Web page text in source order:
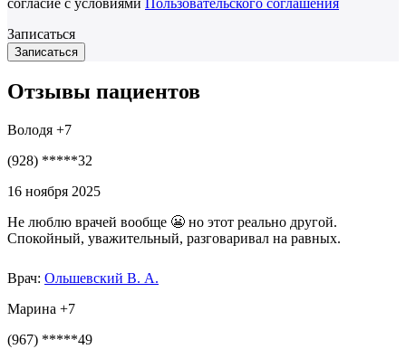
согласие с условиями
Пользовательского соглашения
Записаться
Отзывы пациентов
Володя +7
(928) *****32
16 ноября 2025
Не люблю врачей вообще 😬 но этот реально другой.
Спокойный, уважительный, разговаривал на равных.
Врач: Ольшевский В. А.
Марина +7
(967) *****49